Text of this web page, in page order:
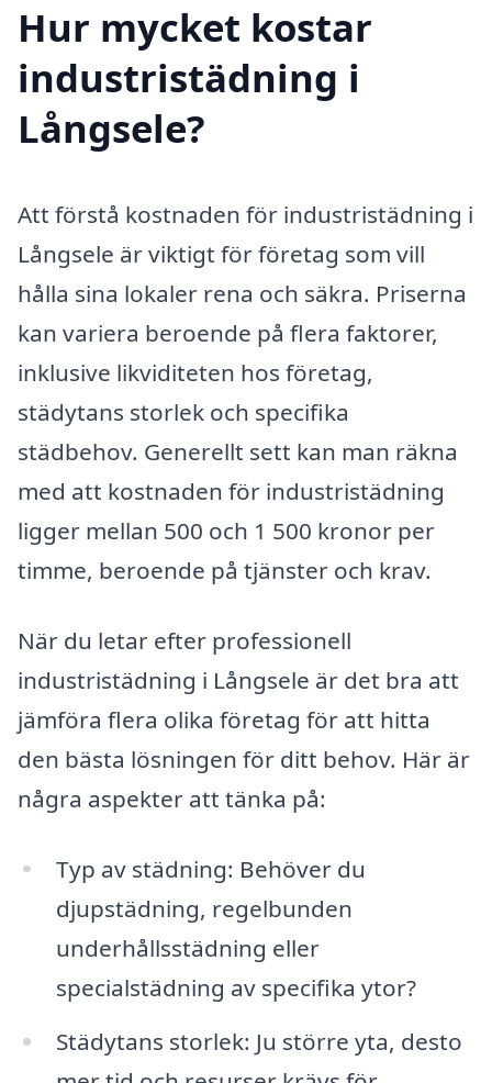
Hur mycket kostar
industristädning i
Långsele?
Att förstå kostnaden för industristädning i
Långsele är viktigt för företag som vill
hålla sina lokaler rena och säkra. Priserna
kan variera beroende på flera faktorer,
inklusive likviditeten hos företag,
städytans storlek och specifika
städbehov. Generellt sett kan man räkna
med att kostnaden för industristädning
ligger mellan 500 och 1 500 kronor per
timme, beroende på tjänster och krav.
När du letar efter professionell
industristädning i Långsele är det bra att
jämföra flera olika företag för att hitta
den bästa lösningen för ditt behov. Här är
några aspekter att tänka på:
Typ av städning: Behöver du
djupstädning, regelbunden
underhållsstädning eller
specialstädning av specifika ytor?
Städytans storlek: Ju större yta, desto